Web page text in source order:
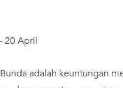
20 April
adalah keuntungan